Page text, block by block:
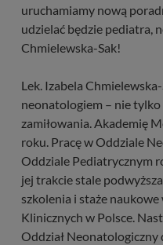
uruchamiamy nową
udzielać będzie pediatra,
Chmielewska-Sak!
Lek. Izabela
neonatologiem – nie tylko
zamiłowania. Akademię
roku. Pracę w Oddziale
Oddziale Pediatrycznym
jej trakcie stale
szkolenia i staże
Klinicznych w Polsce.
Oddział Neonatologiczny